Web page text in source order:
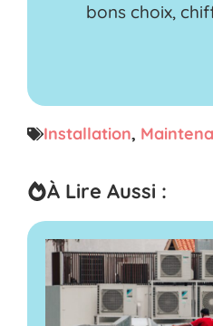
bons choix,
Installation,
À Lire Aussi :